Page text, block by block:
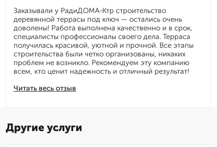
Читать весь отзыв
Заказывали у РадиДОМА-Ктр строительство
деревянной террасы под ключ — остались очень
доволены! Работа выполнена качественно и в срок,
специалисты профессионалы своего дела. Терраса
получилась красивой, уютной и прочной. Все этапы
строительства были четко организованы, никаких
проблем не возникло. Рекомендуем эту компанию
всем, кто ценит надежность и отличный результат!
Другие услуги